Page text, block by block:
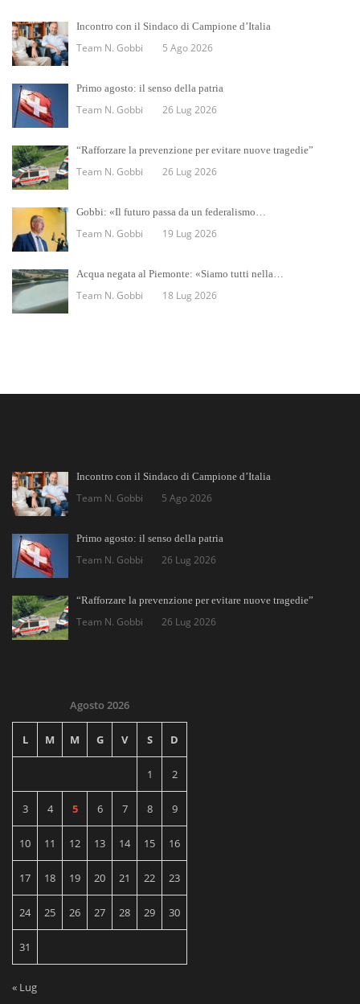
Incontro con il Sindaco di Campione d’Italia
Team N. Gobbi 5 Ago 2026
Primo agosto: il senso della patria
Team N. Gobbi 26 Lug 2026
“Rafforzare la prevenzione per evitare nuove tragedie”
Team N. Gobbi 26 Lug 2026
Gobbi: «Il futuro passa da un federalismo…
Team N. Gobbi 19 Lug 2026
Acqua negata al Piemonte: «Siamo tutti nella…
Team N. Gobbi 18 Lug 2026
Incontro con il Sindaco di Campione d’Italia
Team N. Gobbi 5 Ago 2026
Primo agosto: il senso della patria
Team N. Gobbi 26 Lug 2026
“Rafforzare la prevenzione per evitare nuove tragedie”
Team N. Gobbi 26 Lug 2026
Agosto 2026
L M M G V S D
1 2
3 4 5 6 7 8 9
10 11 12 13 14 15 16
17 18 19 20 21 22 23
24 25 26 27 28 29 30
31
« Lug